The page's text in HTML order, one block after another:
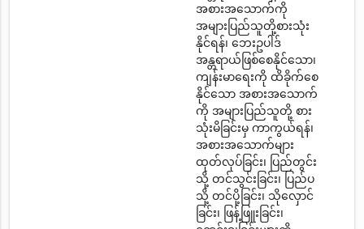
အစားအသောက်ကို
အများပြည်သူတို့စားသုံး
နိုင်ရန်၊ ဘေးဥပါဒ်
အန္တရာယ်ဖြစ်စေနိုင်သော၊
ကျန်းမာရေးကို ထိခိုက်စေ
နိုင်သော အစားအသောက်
ကို အများပြည်သူတို့ စား
သုံးမိခြင်းမှ ကာကွယ်ရန်၊
အစားအသောက်များ
ထုတ်လုပ်ခြင်း၊ ပြည်တွင်း
သို့ တင်သွင်းခြင်း၊ ပြည်ပ
သို့ တင်ပို့ခြင်း၊ သိုလှောင်
ခြင်း၊ ဖြန့်ဖြူးခြင်း၊